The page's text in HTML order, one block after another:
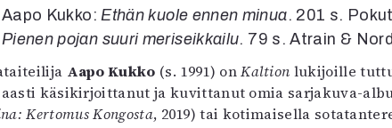
5/2025 saame
5/2025
Mediatiedot
Kaltio ry
Kukko:Ethän kuole ennen minua. 201 s.
Pienen pojan suuri meriseikkailu. 79 s. Atrain &
Aapo Kukko (s. 1991) onKaltion lukijoille
käsikirjoittanut ja kuvittanut omia sarjakuva-
Kertomus Kongosta, 2019) tai kotimaisella